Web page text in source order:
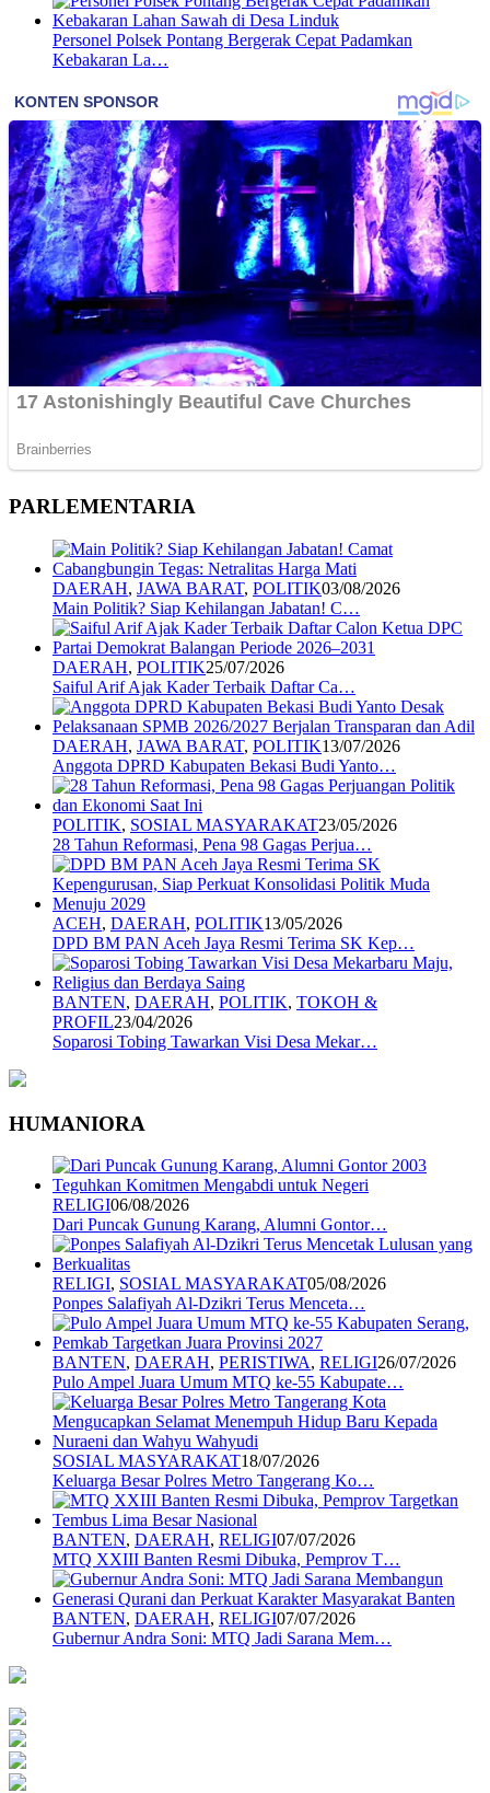
Personel Polsek Pontang Bergerak Cepat Padamkan
Kebakaran La…
PARLEMENTARIA
DAERAH, JAWA BARAT, POLITIK03/08/2026
Main Politik? Siap Kehilangan Jabatan! C…
DAERAH, POLITIK25/07/2026
Saiful Arif Ajak Kader Terbaik Daftar Ca…
DAERAH, JAWA BARAT, POLITIK13/07/2026
Anggota DPRD Kabupaten Bekasi Budi Yanto…
POLITIK, SOSIAL MASYARAKAT23/05/2026
28 Tahun Reformasi, Pena 98 Gagas Perjua…
ACEH, DAERAH, POLITIK13/05/2026
DPD BM PAN Aceh Jaya Resmi Terima SK Kep…
BANTEN, DAERAH, POLITIK, TOKOH &
PROFIL23/04/2026
Soparosi Tobing Tawarkan Visi Desa Mekar…
HUMANIORA
RELIGI06/08/2026
Dari Puncak Gunung Karang, Alumni Gontor…
RELIGI, SOSIAL MASYARAKAT05/08/2026
Ponpes Salafiyah Al-Dzikri Terus Menceta…
BANTEN, DAERAH, PERISTIWA, RELIGI26/07/2026
Pulo Ampel Juara Umum MTQ ke-55 Kabupate…
SOSIAL MASYARAKAT18/07/2026
Keluarga Besar Polres Metro Tangerang Ko…
BANTEN, DAERAH, RELIGI07/07/2026
MTQ XXIII Banten Resmi Dibuka, Pemprov T…
BANTEN, DAERAH, RELIGI07/07/2026
Gubernur Andra Soni: MTQ Jadi Sarana Mem…